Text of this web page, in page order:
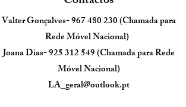
Valter Gonçalves-967 480 230(Chamada para
Rede Móvel Nacional)
Joana Dias-925 312549(Chamada para Rede
Móvel Nacional)
LA_geral@outlook.pt